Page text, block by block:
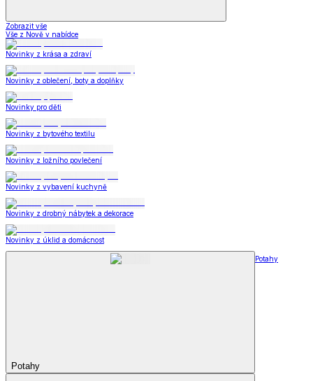
Zobrazit vše
Vše z Nově v nabídce
Novinky z krása a zdraví
Novinky z oblečení, boty a doplňky
Novinky pro děti
Novinky z bytového textilu
Novinky z ložního povlečení
Novinky z vybavení kuchyně
Novinky z drobný nábytek a dekorace
Novinky z úklid a domácnost
Potahy
Potahy